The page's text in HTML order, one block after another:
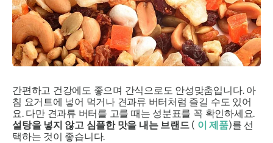
간편하고 건강에도 좋으며 간식으로도 안성맞춤입니다. 아
침 요거트에 넣어 먹거나 견과류 버터처럼 즐길 수도 있어
요. 다만 견과류 버터를 고를 때는 성분표를 꼭 확인하세요.
설탕을 넣지 않고 심플한 맛을 내는 브랜드( 이 제품)를 선
택하는 것이 좋습니다.